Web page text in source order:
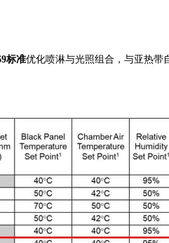
标准优化喷淋与光照组合，与亚热带